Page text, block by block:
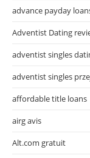
advance payday
Adventist Dating
adventist singles
adventist singles
affordable title loans
airg avis
Alt.com gratuit